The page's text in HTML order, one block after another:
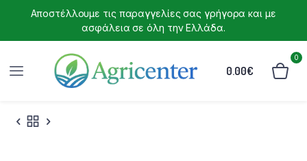
Αποστέλλουμε τις παραγγελίες σας γρήγορα και με
ασφάλεια σε όλη την Ελλάδα.
0.00€
0